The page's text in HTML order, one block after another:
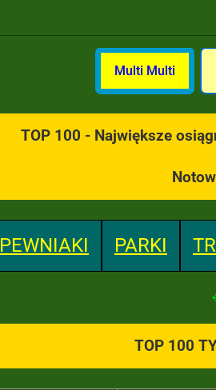
Multi Multi
TOP 100 - Największe
PEWNIAKI PARKI
TOP 100